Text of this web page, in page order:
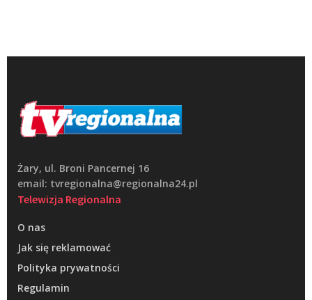
Żary, ul. Broni Pancernej 16
email: tvregionalna@regionalna24.pl
Telewizja Regionalna
O nas
Jak się reklamować
Polityka prywatności
Regulamin